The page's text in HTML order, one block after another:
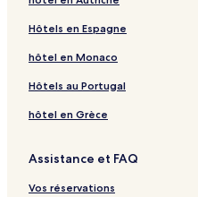
Hôtels en Espagne
hôtel en Monaco
Hôtels au Portugal
hôtel en Grèce
Assistance et FAQ
Vos réservations